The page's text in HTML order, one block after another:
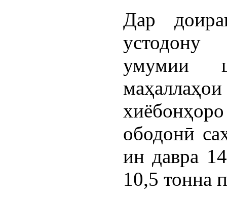
Дар
умумии
ободонӣ
ин давра
10,5 тонна